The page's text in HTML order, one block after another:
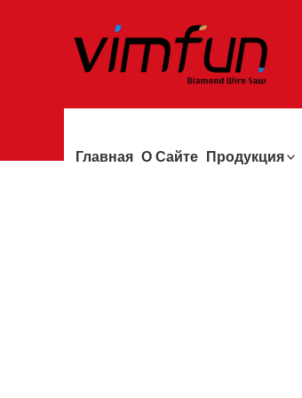
Главная О Сайте Продукция